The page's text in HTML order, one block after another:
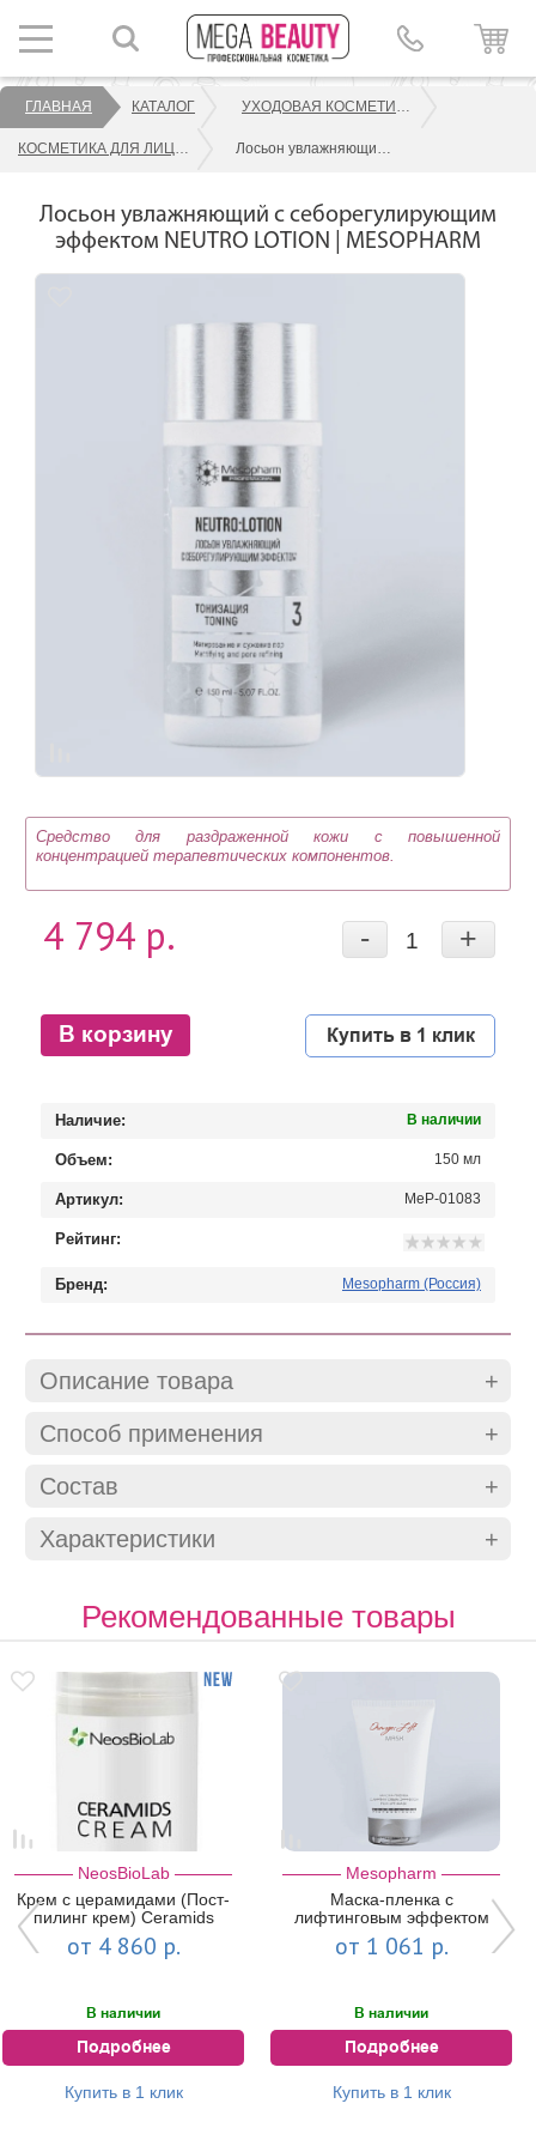
ГЛАВНАЯ КАТАЛОГ УХОДОВАЯ КОСМЕТИКА ДЛЯ ЛИЦА
КОСМЕТИКА ДЛЯ ЛИЦА MESOPHARM Лосьон увлажняющий с себорегулирующим эффектом NEUTRO LOTION | MESOPHARM
Лосьон увлажняющий с себорегулирующим
эффектом NEUTRO LOTION | MESOPHARM
Средство для раздраженной кожи с повышенной
концентрацией терапевтических компонентов.
4 794 р. - +
В корзину Купить в 1 клик
Наличие: В наличии
Объем: 150 мл
Артикул: MeP-01083
Рейтинг:
Бренд: Mesopharm (Россия)
Описание товара
Способ применения
Состав
Характеристики
Рекомендованные товары
NeosBioLab
Крем с церамидами (Пост-
пилинг крем) Ceramids
Cream | NeosBioLab
от 4 860 р.
В наличии
Подробнее
Купить в 1 клик
Mesopharm
Маска-пленка с
лифтинговым эффектом
ORANGE:LIFT MASK |
MESOPHARM
от 1 061 р.
В наличии
Подробнее
Купить в 1 клик